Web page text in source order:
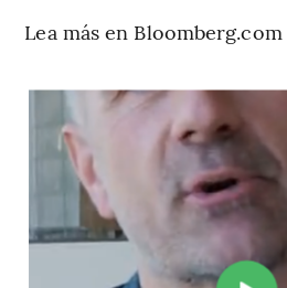
Lea más en Bloomberg.com